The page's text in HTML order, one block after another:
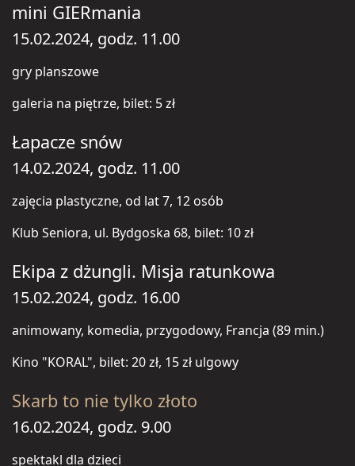
mini GIERmania
15.02.2024, godz. 11.00
gry planszowe
galeria na piętrze, bilet: 5 zł
Łapacze snów
14.02.2024, godz. 11.00
zajęcia plastyczne, od lat 7, 12 osób
Klub Seniora, ul. Bydgoska 68, bilet: 10 zł
Ekipa z dżungli. Misja ratunkowa
15.02.2024, godz. 16.00
animowany, komedia, przygodowy, Francja (89 min.)
Kino "KORAL", bilet: 20 zł, 15 zł ulgowy
Skarb to nie tylko złoto
16.02.2024, godz. 9.00
spektakl dla dzieci